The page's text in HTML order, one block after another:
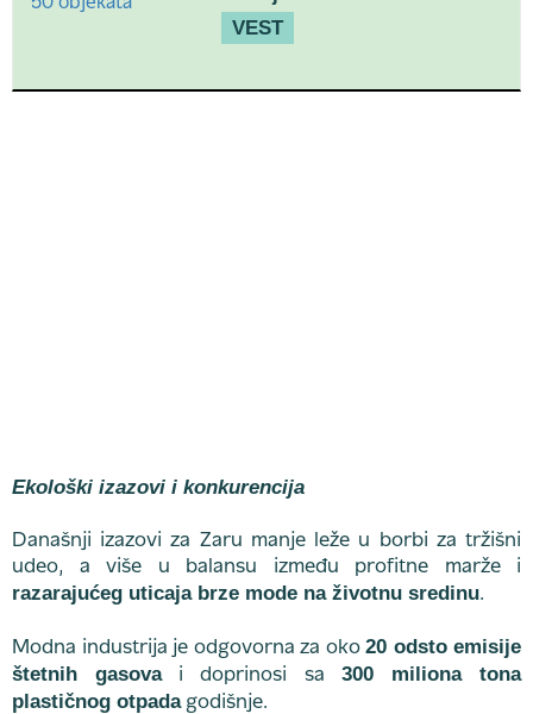
VEST
Ekološki izazovi i konkurencija
Današnji izazovi za Zaru manje leže u borbi za tržišni
udeo, a više u balansu između profitne marže i
razarajućeg uticaja brze mode na životnu sredinu.
Modna industrija je odgovorna za oko 20 odsto emisije
štetnih gasovai doprinosi sa 300 miliona tona
plastičnog otpadagodišnje.